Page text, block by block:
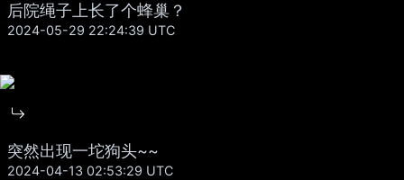
后院绳子上长了个蜂巢？
2024-05-29 22:24:39 UTC
突然出现一坨狗头~~
2024-04-13 02:53:29 UTC